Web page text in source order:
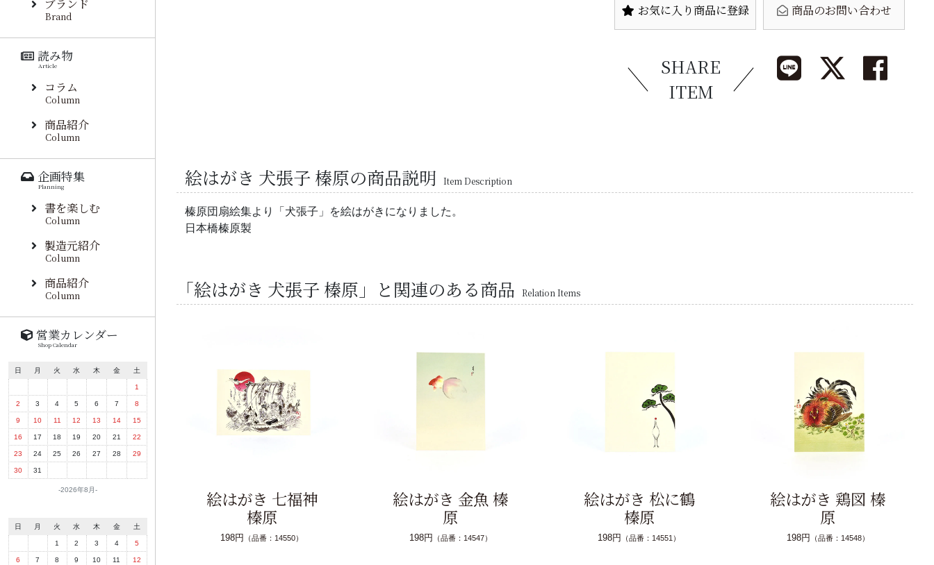
お気に入り商品に登録 商品のお問い合わせ
SHARE
ITEM
絵はがき 犬張子 榛原の商品説明 Item Description
榛原団扇絵集より「犬張子」を絵はがきになりました。
日本橋榛原製
「絵はがき 犬張子 榛原」と関連のある商品 Relation Items
絵はがき 百福 榛
165円 （品番：14549）
絵はがき 七福神
榛原
198円 （品番：14550）
絵はがき 金魚 榛
原
198円 （品番：14547）
絵はがき 松に鶴
榛原
198円 （品番：14551）
絵はがき 鶏図 榛
原
198円 （品番：14548）
ブランド
Brand
読み物
Article
コラム
Column
商品紹介
Column
企画特集
Planning
書を楽しむ
Column
製造元紹介
Column
商品紹介
Column
営業カレンダー
Shop Calendar
2026年8月
日 月 火 水 木 金 土
1
2 3 4 5 6 7 8
9 10 11 12 13 14 15
16 17 18 19 20 21 22
23 24 25 26 27 28 29
30 31
日 月 火 水 木 金 土
1 2 3 4 5
6 7 8 9 10 11 12